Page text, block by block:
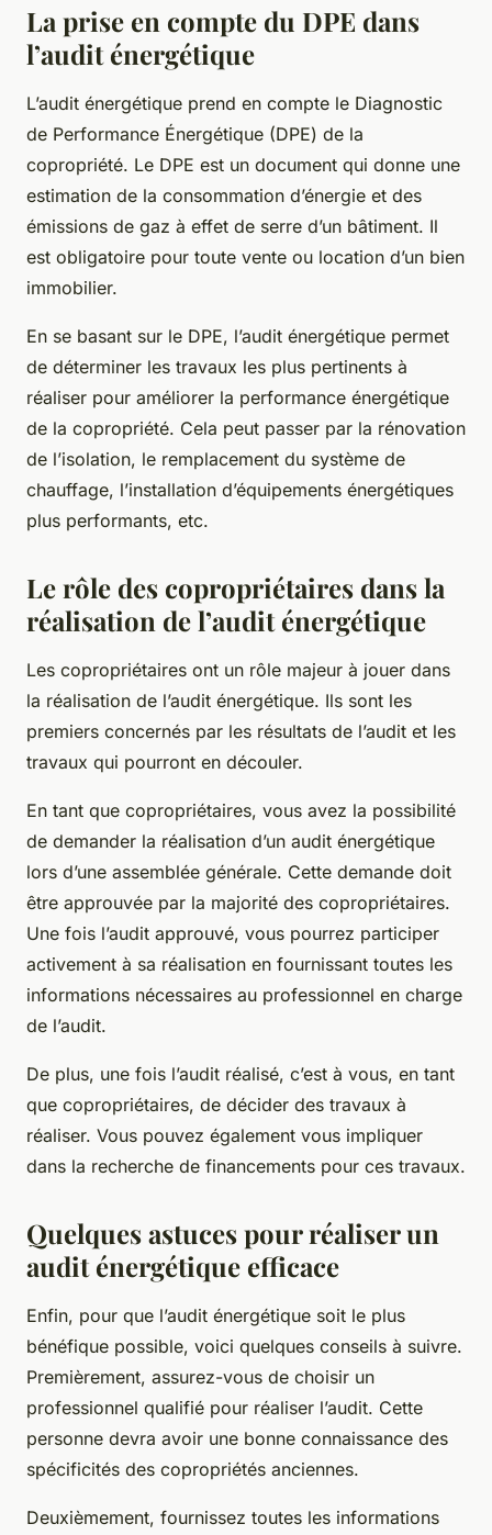
La prise en compte du DPE dans
l’audit énergétique
L’audit énergétique prend en compte le Diagnostic
de Performance Énergétique (DPE) de la
copropriété. Le DPE est un document qui donne une
estimation de la consommation d’énergie et des
émissions de gaz à effet de serre d’un bâtiment. Il
est obligatoire pour toute vente ou location d’un bien
immobilier.
En se basant sur le DPE, l’audit énergétique permet
de déterminer les travaux les plus pertinents à
réaliser pour améliorer la performance énergétique
de la copropriété. Cela peut passer par la rénovation
de l’isolation, le remplacement du système de
chauffage, l’installation d’équipements énergétiques
plus performants, etc.
Le rôle des copropriétaires dans la
réalisation de l’audit énergétique
Les copropriétaires ont un rôle majeur à jouer dans
la réalisation de l’audit énergétique. Ils sont les
premiers concernés par les résultats de l’audit et les
travaux qui pourront en découler.
En tant que copropriétaires, vous avez la possibilité
de demander la réalisation d’un audit énergétique
lors d’une assemblée générale. Cette demande doit
être approuvée par la majorité des copropriétaires.
Une fois l’audit approuvé, vous pourrez participer
activement à sa réalisation en fournissant toutes les
informations nécessaires au professionnel en charge
de l’audit.
De plus, une fois l’audit réalisé, c’est à vous, en tant
que copropriétaires, de décider des travaux à
réaliser. Vous pouvez également vous impliquer
dans la recherche de financements pour ces travaux.
Quelques astuces pour réaliser un
audit énergétique efficace
Enfin, pour que l’audit énergétique soit le plus
bénéfique possible, voici quelques conseils à suivre.
Premièrement, assurez-vous de choisir un
professionnel qualifié pour réaliser l’audit. Cette
personne devra avoir une bonne connaissance des
spécificités des copropriétés anciennes.
Deuxièmement, fournissez toutes les informations